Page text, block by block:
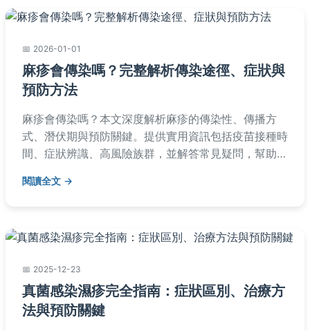
2026-01-01
麻疹會傳染嗎？完整解析傳染途徑、症狀與
預防方法
麻疹會傳染嗎？本文深度解析麻疹的傳染性、傳播方
式、潛伏期與預防關鍵。提供實用資訊包括疫苗接種時
間、症狀辨識、高風險族群，並解答常見疑問，幫助您
閱讀全文
2025-12-23
真菌感染濕疹完全指南：症狀區別、治療方
法與預防關鍵